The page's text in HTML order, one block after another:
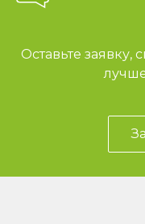
Оставьте заявку,